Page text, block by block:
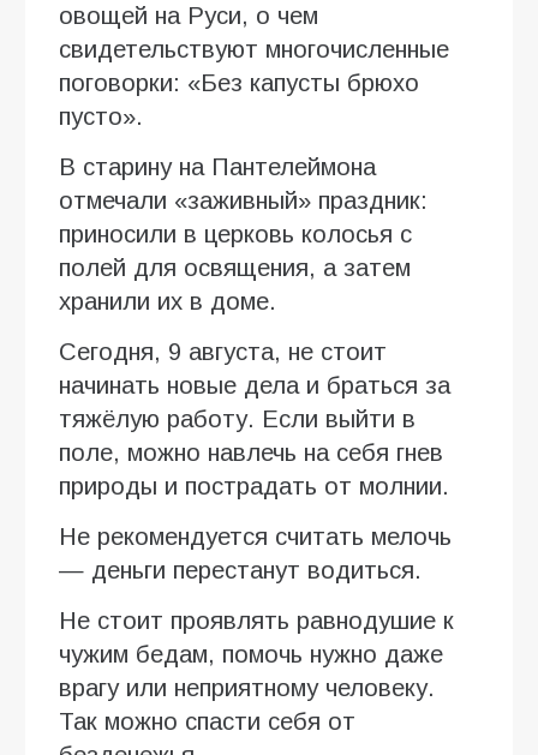
овощей на Руси, о чем
свидетельствуют многочисленные
поговорки: «Без капусты брюхо
пусто».
В старину на Пантелеймона
отмечали «заживный» праздник:
приносили в церковь колосья с
полей для освящения, а затем
хранили их в доме.
Сегодня, 9 августа, не стоит
начинать новые дела и браться за
тяжёлую работу. Если выйти в
поле, можно навлечь на себя гнев
природы и пострадать от молнии.
Не рекомендуется считать мелочь
— деньги перестанут водиться.
Не стоит проявлять равнодушие к
чужим бедам, помочь нужно даже
врагу или неприятному человеку.
Так можно спасти себя от